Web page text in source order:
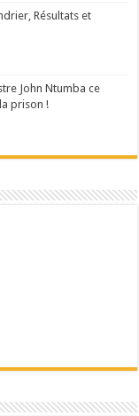
Résultats et
John Ntumba ce
prison !